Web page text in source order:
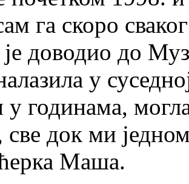
га ско­ро
је до­во­дио до
у
у го­ди­на­ма,
док ми
Ма­ша.